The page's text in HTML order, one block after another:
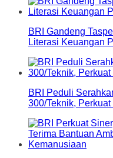
BRI Gandeng
Literasi Keuangan
BRI Peduli
300/Teknik,